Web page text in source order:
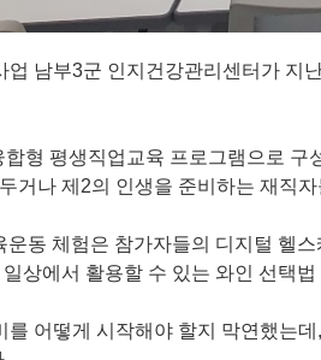
남부3군 인지건강관리센터가
합형 평생직업교육 프로그램으
나 제2의 인생을 준비하는 재직
동 체험은 참가자들의 디지털 헬
상에서 활용할 수 있는 와인 선택
를 어떻게 시작해야 할지 막연했는